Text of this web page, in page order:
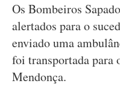
Os Bombeiros
alertados para o
enviado uma
foi transportada
Mendonça.